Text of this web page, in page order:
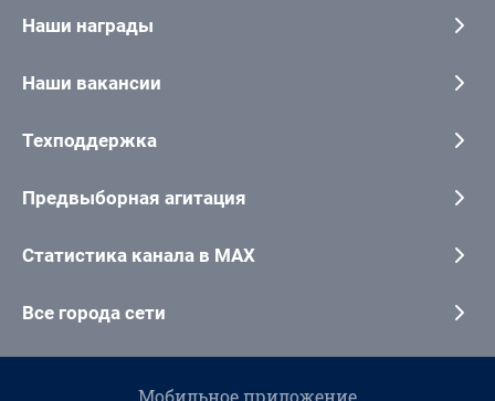
Наши награды
Наши вакансии
Техподдержка
Предвыборная агитация
Статистика канала в MAX
Все города сети
Мобильное приложение